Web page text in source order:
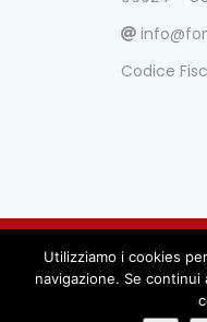
Codice
© Fondazione Dario
Utilizziamo i cookies
navigazione. Se